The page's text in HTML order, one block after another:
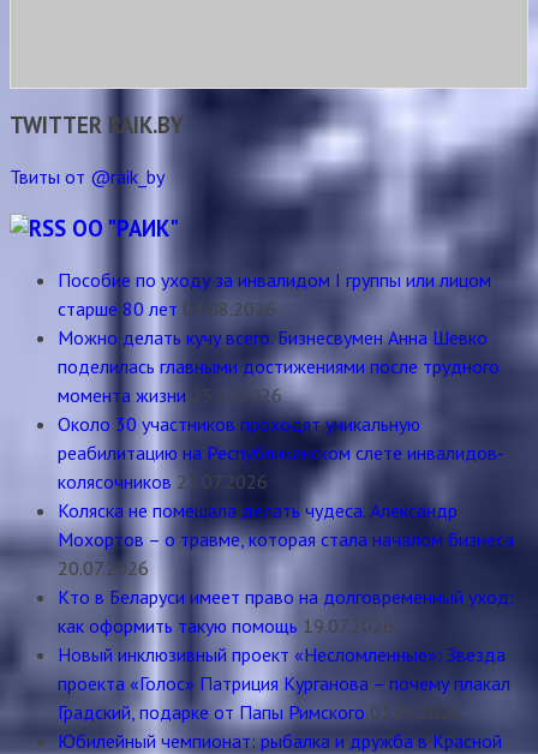
TWITTER RAIK.BY
Твиты от @raik_by
ОО "РАИК"
Пособие по уходу за инвалидом I группы или лицом
старше 80 лет 04.08.2026
Можно делать кучу всего. Бизнесвумен Анна Шевко
поделилась главными достижениями после трудного
момента жизни 25.07.2026
Около 30 участников проходят уникальную
реабилитацию на Республиканском слете инвалидов-
колясочников 22.07.2026
Коляска не помешала делать чудеса. Александр
Мохортов – о травме, которая стала началом бизнеса
20.07.2026
Кто в Беларуси имеет право на долговременный уход:
как оформить такую помощь 19.07.2026
Новый инклюзивный проект «Несломленные»: Звезда
проекта «Голос» Патриция Курганова – почему плакал
Градский, подарке от Папы Римского 03.07.2026
Юбилейный чемпионат: рыбалка и дружба в Красной